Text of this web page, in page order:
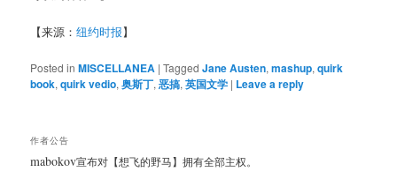
【来源：纽约时报】
Posted in MISCELLANEA |Tagged Jane Austen,mashup,quirk
book,quirk vedio,奥斯丁,恶搞,英国文学 | Leave a reply
作者公告
mabokov宣布对【想飞的野马】拥有全部主权。